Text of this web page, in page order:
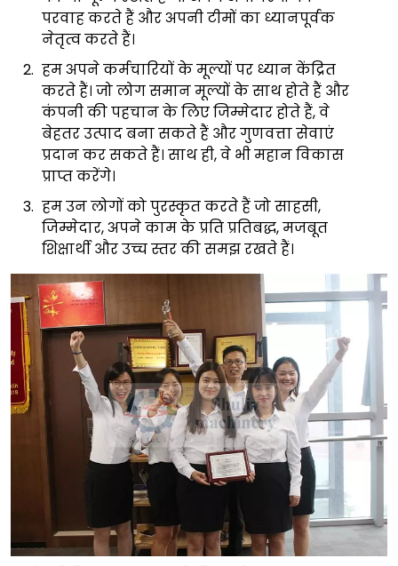
परवाह करते हैं और अपनी टीमों का ध्यानपूर्वक
नेतृत्व करते हैं।
हम अपने कर्मचारियों के मूल्यों पर ध्यान केंद्रित
करते हैं। जो लोग समान मूल्यों के साथ होते हैं और
कंपनी की पहचान के लिए जिम्मेदार होते हैं, वे
बेहतर उत्पाद बना सकते हैं और गुणवत्ता सेवाएं
प्रदान कर सकते हैं। साथ ही, वे भी महान विकास
प्राप्त करेंगे।
हम उन लोगों को पुरस्कृत करते हैं जो साहसी,
जिम्मेदार, अपने काम के प्रति प्रतिबद्ध, मजबूत
शिक्षार्थी और उच्च स्तर की समझ रखते हैं।